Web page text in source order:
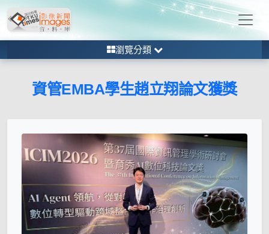
瀏覽分類
資管EMBA學生趙立翔論文獲獎